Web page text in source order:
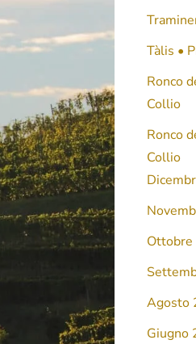
Tàlis •
Ronco
Collio
Ronco
Collio
Agosto
Giugno